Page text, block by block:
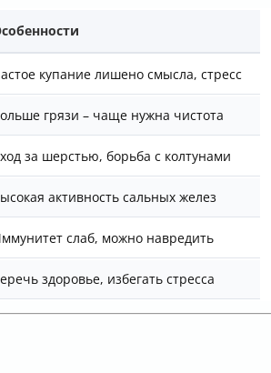
купание лишено смысла, стресс
грязи – чаще нужна чистота
за шерстью, борьба с колтунами
активность сальных желез
слаб, можно навредить
здоровье, избегать стресса